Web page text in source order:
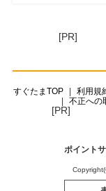
[PR]
すぐたまTOP 利用規
不正への
[PR]
ポイント